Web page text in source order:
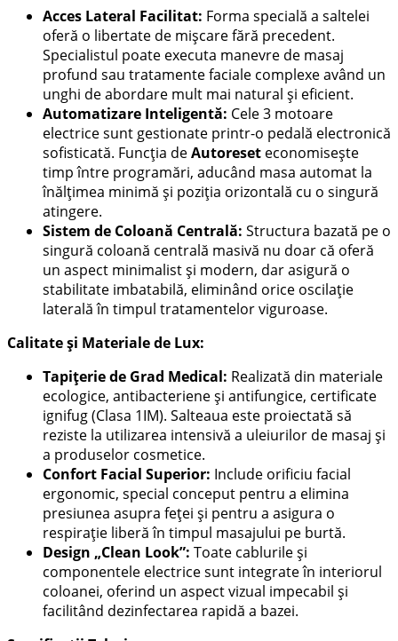
Acces Lateral Facilitat: Forma specială a saltelei
oferă o libertate de mișcare fără precedent.
Specialistul poate executa manevre de masaj
profund sau tratamente faciale complexe având un
unghi de abordare mult mai natural și eficient.
Automatizare Inteligentă: Cele 3 motoare
electrice sunt gestionate printr-o pedală electronică
sofisticată. Funcția deAutoreset economisește
timp între programări, aducând masa automat la
înălțimea minimă și poziția orizontală cu o singură
atingere.
Sistem de Coloană Centrală: Structura bazată pe o
singură coloană centrală masivă nu doar că oferă
un aspect minimalist și modern, dar asigură o
stabilitate imbatabilă, eliminând orice oscilație
laterală în timpul tratamentelor viguroase.
Calitate și Materiale de Lux:
Tapițerie de Grad Medical: Realizată din materiale
ecologice, antibacteriene și antifungice, certificate
ignifug (Clasa 1IM). Salteaua este proiectată să
reziste la utilizarea intensivă a uleiurilor de masaj și
a produselor cosmetice.
Confort Facial Superior: Include orificiu facial
ergonomic, special conceput pentru a elimina
presiunea asupra feței și pentru a asigura o
respirație liberă în timpul masajului pe burtă.
Design „Clean Look”: Toate cablurile și
componentele electrice sunt integrate în interiorul
coloanei, oferind un aspect vizual impecabil și
facilitând dezinfectarea rapidă a bazei.